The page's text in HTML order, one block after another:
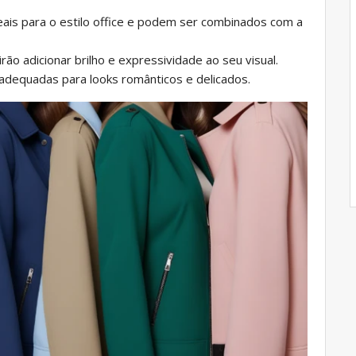
para o estilo office e podem ser combinados com a
adicionar brilho e expressividade ao seu visual.
para looks românticos e delicados.